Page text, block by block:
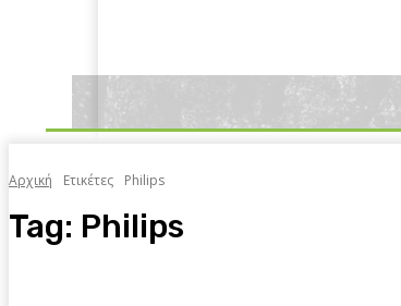
Tests
Αρχική Ετικέτες Philips
Tag: Philips